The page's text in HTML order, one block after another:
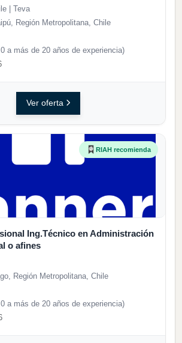
| Teva
Región Metropolitana, Chile
0 a más de 20 años de experiencia)
Ver oferta
RIAH recomienda
Ing.Técnico en Administración
o afines
Región Metropolitana, Chile
0 a más de 20 años de experiencia)